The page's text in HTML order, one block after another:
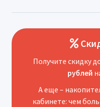
Получите скидку
рублей
А еще –
кабинете: чем